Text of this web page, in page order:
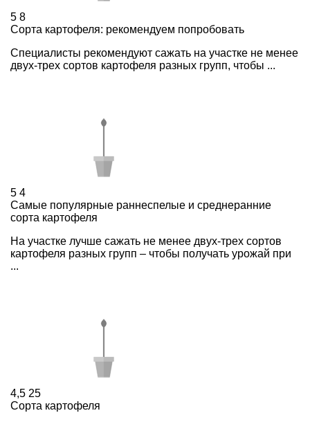
5 8
Сорта картофеля: рекомендуем попробовать
Специалисты рекомендуют сажать на участке не менее
двух-трех сортов картофеля разных групп, чтобы ...
5 4
Cамые популярные раннеспелые и среднеранние
сорта картофеля
На участке лучше сажать не менее двух-трех сортов
картофеля разных групп – чтобы получать урожай при
...
4,5 25
Сорта картофеля